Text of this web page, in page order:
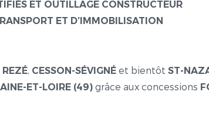
ET OUTILLAGE CONSTRUCTEUR
ET D’IMMOBILISATION
REZÉ, CESSON-SÉVIGNÉ et bientôt ST-
ET-LOIRE (49) grâce aux concessions